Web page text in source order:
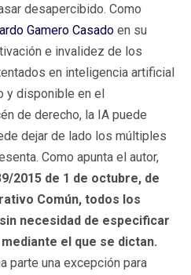
desapercibido. Como
Gamero Casado en su
e invalidez de los
en inteligencia artificial
y disponible en el
de derecho, la IA puede
dejar de lado los múltiples
Como apunta el autor,
2015 de 1 de octubre, de
Común, todos los
necesidad de especificar
el que se dictan.
parte una excepción para